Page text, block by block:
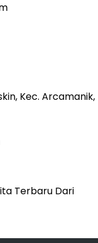
Kec. Arcamanik,
Terbaru Dari